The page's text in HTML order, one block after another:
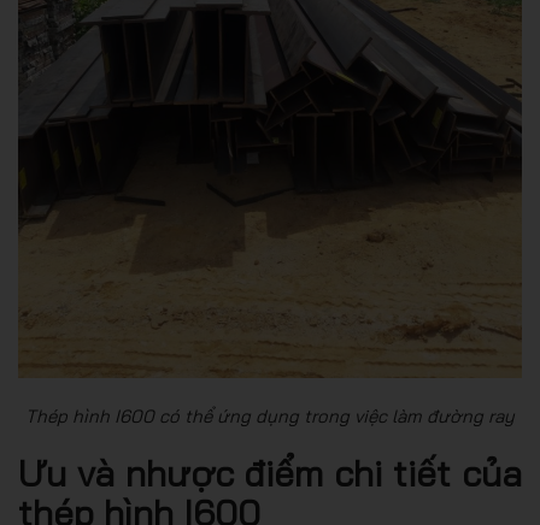
Thép hình I600 có thể ứng dụng trong việc làm đường ray
Ưu và nhược điểm chi tiết của
thép hình I600